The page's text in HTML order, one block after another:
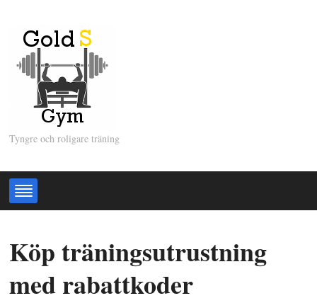
Tyngre och roligare träning
Köp träningsutrustning
med rabattkoder